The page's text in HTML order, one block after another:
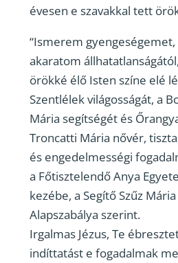
évesen e szavakkal tett
“Ismerem
akaratom
örökké élő Isten színe elé
Szentlélek világosságát, a
Mária segítségét és
Troncatti Mária nővér,
és engedelmességi
a Főtisztelendő Anya
kezébe, a Segítő Szűz
Alapszabálya szerint.
Irgalmas Jézus, Te
indíttatást e fogadalmak